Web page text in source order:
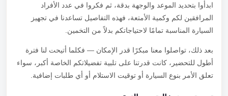
ابدأوا بتحديد الموعد والوجهة بدقة، ثم فكروا في عدد الأفراد
المرافقين لكم وكمية الأمتعة، فهذه التفاصيل تساعدنا في تجهيز
السيارة المناسبة تمامًا لاحتياجاتكم بدلاً من التخمين.
بعد ذلك، تواصلوا معنا مبكرًا قدر الإمكان — فكلما أتيحت لنا فترة
أطول للتحضير، كانت قدرتنا على تلبية تفضيلاتكم الخاصة أكبر، سواء
تعلق الأمر بنوع السيارة أو توقيت الاستلام أو أي طلبات إضافية.